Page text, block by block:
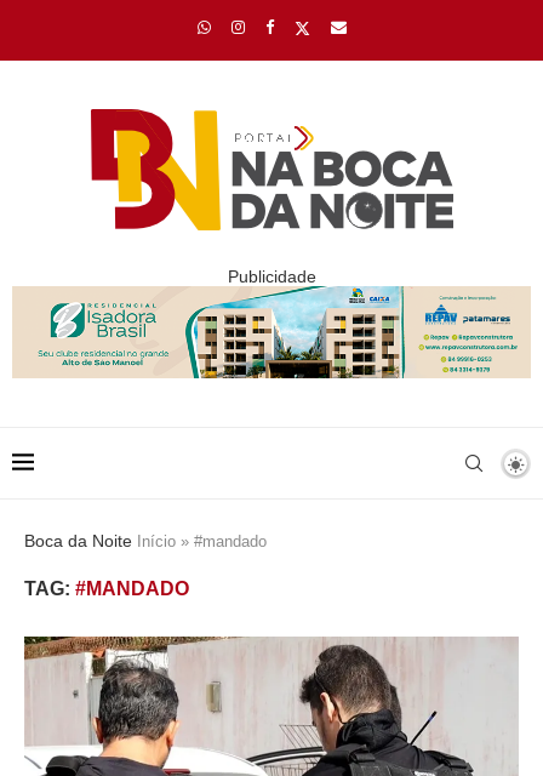
Publicidade
Boca da Noite Início » #mandado
TAG: #MANDADO